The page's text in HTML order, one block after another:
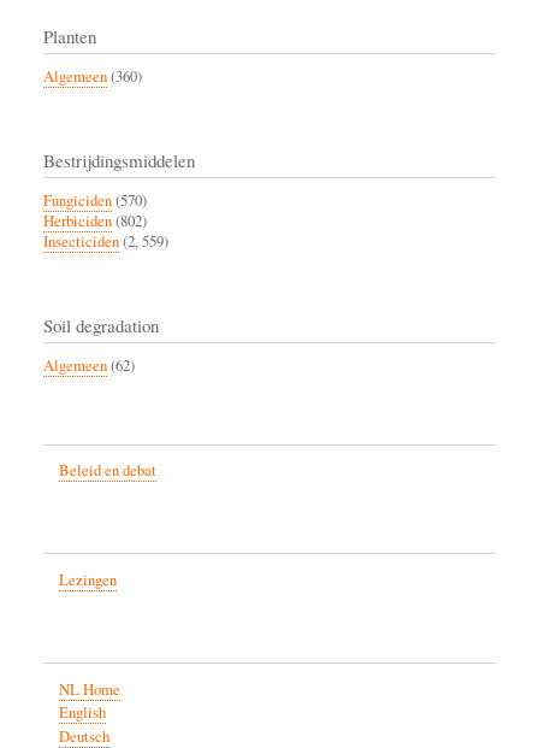
Planten
Algemeen(360)
Bestrijdingsmiddelen
Fungiciden(570)
Herbiciden(802)
Insecticiden(2, 559)
Soil degradation
Algemeen(62)
Beleid en debat
Lezingen
NL Home
English
Deutsch